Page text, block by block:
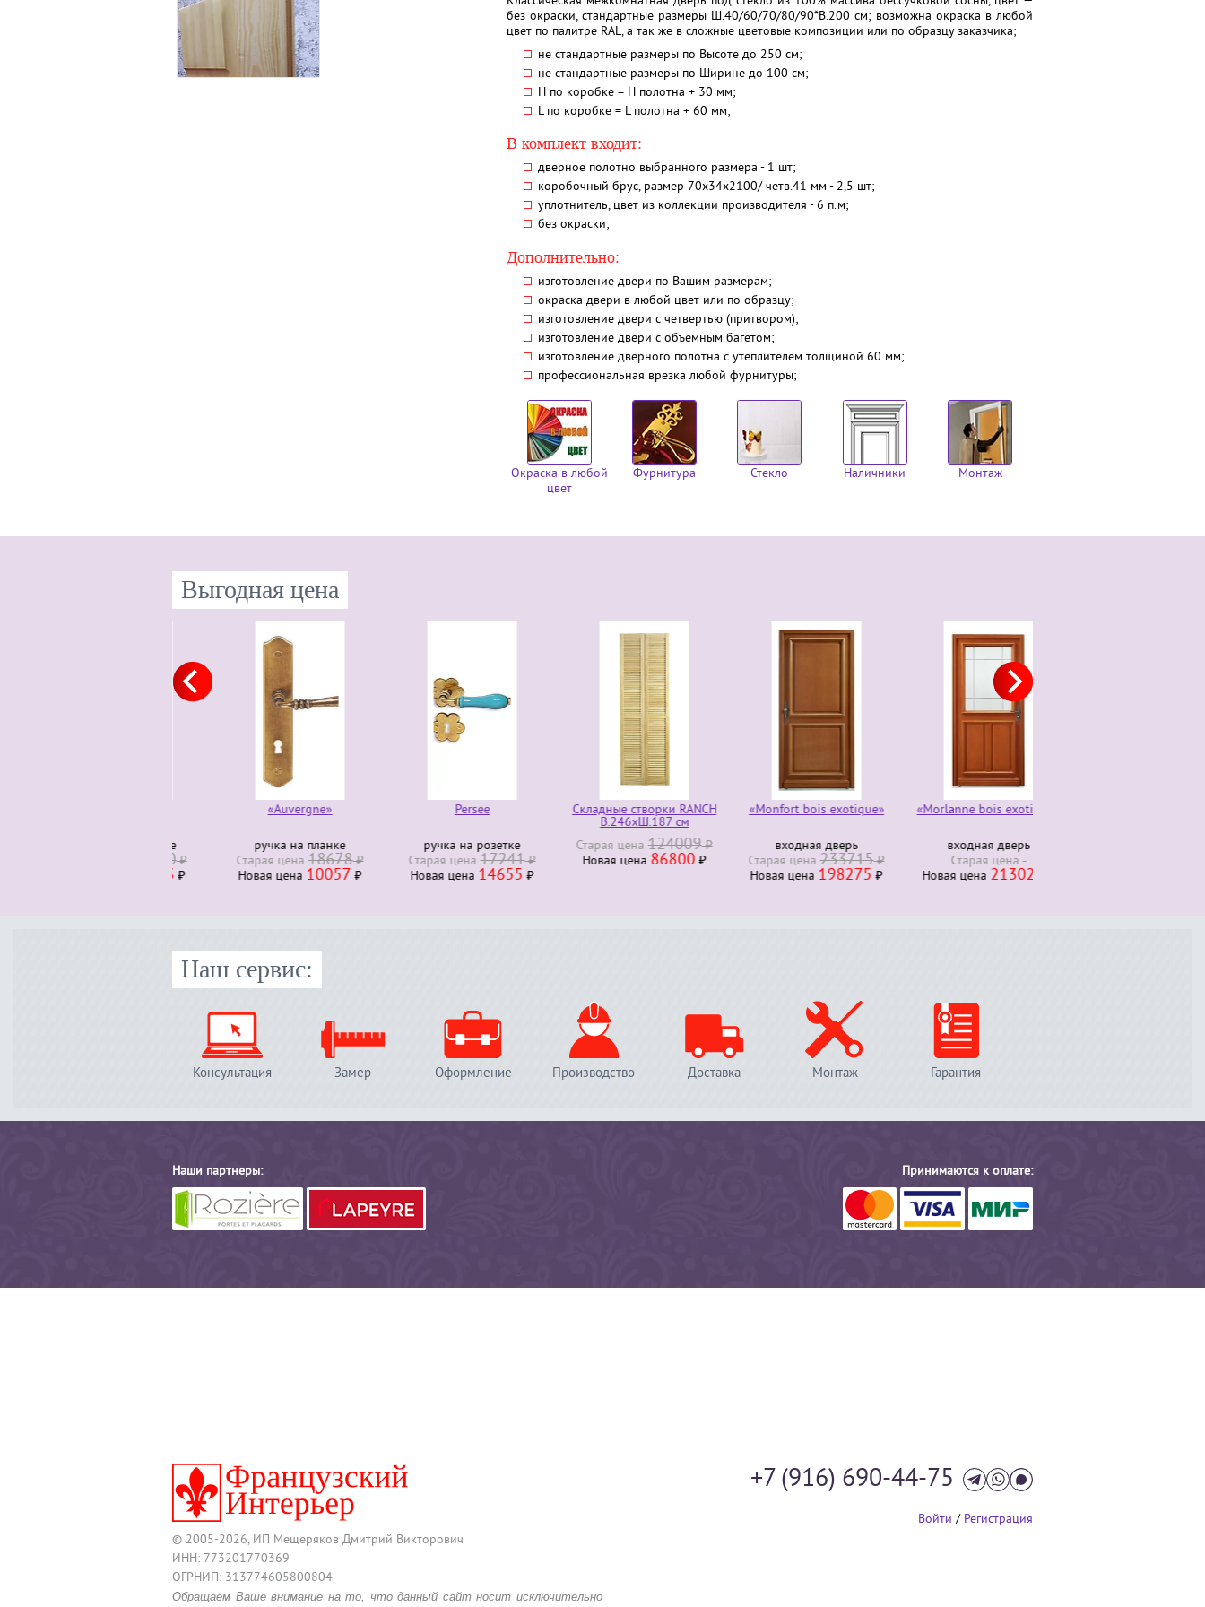
без окраски, стандартные размеры Ш.40/60/70/80/90*В.200 см; возможна окраска в любой
цвет по палитре RAL, а так же в сложные цветовые композиции или по образцу заказчика;
не стандартные размеры по Высоте до 250 см;
не стандартные размеры по Ширине до 100 см;
H по коробке = Н полотна + 30 мм;
L по коробке = L полотна + 60 мм;
В комплект входит:
дверное полотно выбранного размера - 1 шт;
коробочный брус, размер 70х34х2100/ четв.41 мм - 2,5 шт;
уплотнитель, цвет из коллекции производителя - 6 п.м;
без окраски;
Дополнительно:
изготовление двери по Вашим размерам;
окраска двери в любой цвет или по образцу;
изготовление двери с четвертью (притвором);
изготовление двери с объемным багетом;
изготовление дверного полотна с утеплителем толщиной 60 мм;
профессиональная врезка любой фурнитуры;
Окраска в любой
цвет
Фурнитура Стекло Наличники Монтаж
Выгодная цена
«Auvergne»
ручка на планке
Старая ценa18678₽
Новая ценa10057₽
ручка на розетке
Старая ценa17241₽
Новая ценa14655₽
Складные створки RANCH
В.246хШ.187 см
Старая ценa124009₽
Новая ценa86800₽
«Monfort bois exotique»
входная дверь
Старая ценa233715₽
Новая ценa198275₽
«Morlanne bois exotique»
входная дверь
Старая ценa
Новая ценa213026₽
Наш сервис:
Консультация Замер Оформление Производство Доставка Монтаж Гарантия
Наши партнеры: Принимаются к оплате:
© 2005-2026, ИП Мещеряков Дмитрий Викторович
ИНН: 773201770369
ОГРНИП: 313774605800804
Обращаем Ваше внимание на то, что данный сайт носит исключительно
+7 (916) 690-44-75
Войти / Регистрация